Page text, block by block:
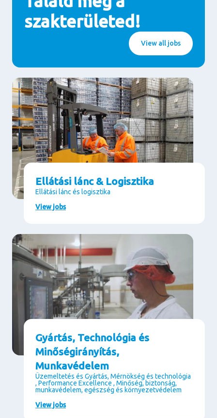
szakterületed!
View all jobs
Ellátási lánc & Logisztika
Ellátási lánc és logisztika
View jobs
Gyártás, Technológia és
Minőségirányítás,
Munkavédelem
Üzemeltetés és Gyártás, Mérnökség és technológia
, Performance Excellence , Minőség, biztonság,
munkavédelem, egészség és környezetvédelem
View jobs